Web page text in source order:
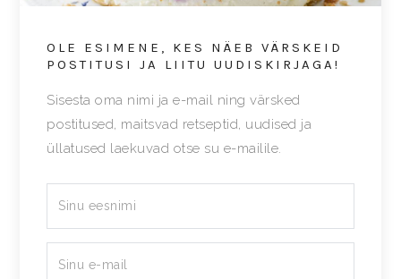
OLE ESIMENE, KES NÄEB VÄRSKEID
POSTITUSI JA LIITU UUDISKIRJAGA!
Sisesta oma nimi ja e-mail ning värsked
postitused, maitsvad retseptid, uudised ja
üllatused laekuvad otse su e-mailile.